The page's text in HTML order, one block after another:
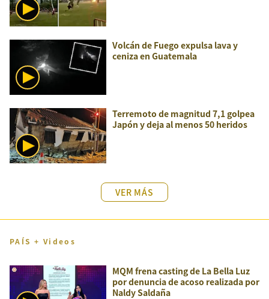
Volcán de Fuego expulsa lava y
ceniza en Guatemala
Terremoto de magnitud 7,1 golpea
Japón y deja al menos 50 heridos
VER MÁS
PAÍS + Videos
MQM frena casting de La Bella Luz
por denuncia de acoso realizada por
Naldy Saldaña